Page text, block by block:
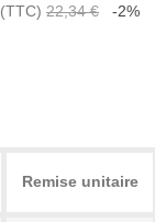
(TTC) 22,34 € -2%
Remise unitaire